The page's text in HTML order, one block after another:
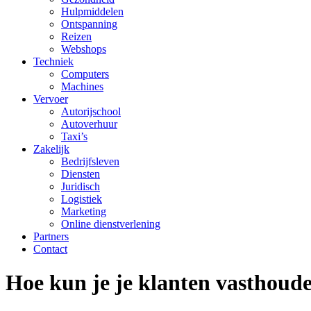
Hulpmiddelen
Ontspanning
Reizen
Webshops
Techniek
Computers
Machines
Vervoer
Autorijschool
Autoverhuur
Taxi’s
Zakelijk
Bedrijfsleven
Diensten
Juridisch
Logistiek
Marketing
Online dienstverlening
Partners
Contact
Hoe kun je je klanten